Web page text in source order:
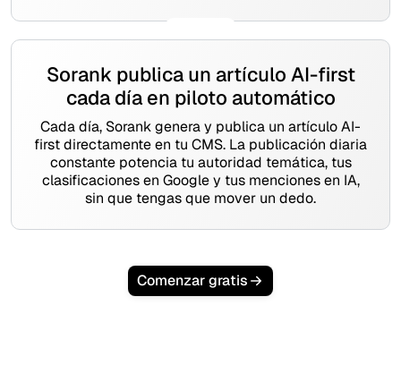
Sorank publica un artículo AI-first
cada día en piloto automático
Cada día, Sorank genera y publica un artículo AI-
first directamente en tu CMS. La publicación diaria
constante potencia tu autoridad temática, tus
clasificaciones en Google y tus menciones en IA,
sin que tengas que mover un dedo.
Comenzar gratis